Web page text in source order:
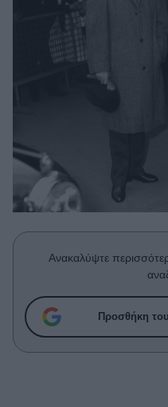
Σχέσεις & Σεξ
Woman Power
Real Women
Πρόσωπα
Συνεντεύξεις
Ask the Guru
Success Stories
Ανακαλύψτε
Προσθήκη